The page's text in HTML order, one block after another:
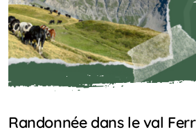
Randonnée dans le val